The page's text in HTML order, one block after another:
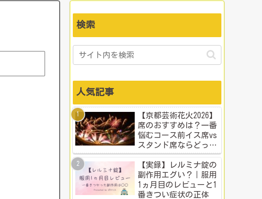
検索
人気記事
【京都芸術花火2026】
席のおすすめは？一番
悩むコース前イス席vs
スタンド席ならどっ
ち？本音比較！
【実録】レルミナ錠の
副作用エグい？｜服用
1ヵ月目のレビューと1
番きつい症状の正体